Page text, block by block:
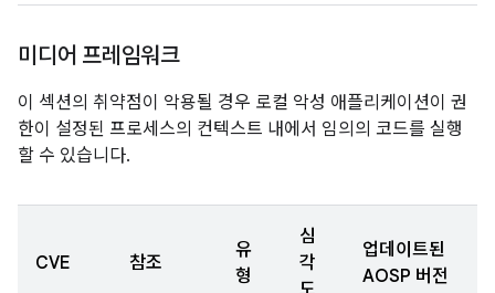
미디어 프레임워크
이 섹션의 취약점이 악용될 경우 로컬 악성 애플리케이션이 권
한이 설정된 프로세스의 컨텍스트 내에서 임의의 코드를 실행
할 수 있습니다.
CVE 참조
유
형
심
각
업데이트된
AOSP 버전